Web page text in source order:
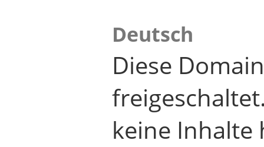
Deutsch
Diese
keine Inhalte